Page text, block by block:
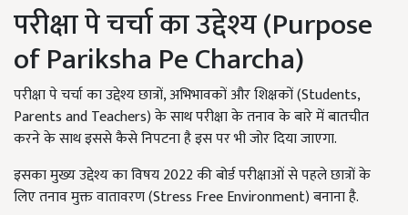
परीक्षा पे चर्चा का उद्देश्य (Purpose
of Pariksha Pe Charcha)
परीक्षा पे चर्चा का उद्देश्य छात्रों, अभिभावकों और शिक्षकों (Students,
Parents and Teachers) के साथ परीक्षा के तनाव के बारे में बातचीत
करने के साथ इससे कैसे निपटना है इस पर भी जोर दिया जाएगा.
इसका मुख्य उद्देश्य का विषय 2022 की बोर्ड परीक्षाओं से पहले छात्रों के
लिए तनाव मुक्त वातावरण (Stress Free Environment) बनाना है.